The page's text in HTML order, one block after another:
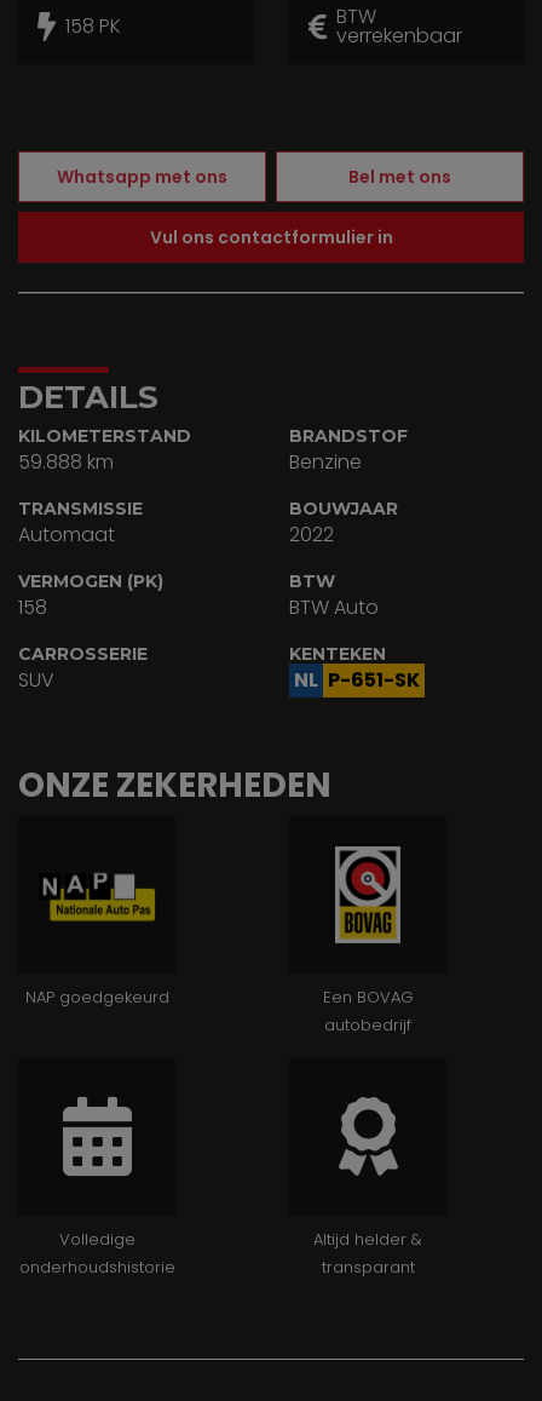
158 PK BTW
verrekenbaar
Whatsapp met ons Bel met ons
Vul ons contactformulier in
DETAILS
KILOMETERSTAND
59.888 km
BRANDSTOF
Benzine
TRANSMISSIE
Automaat
BOUWJAAR
2022
VERMOGEN (PK)
158
BTW
BTW Auto
CARROSSERIE
SUV
KENTEKEN
NL P-651-SK
ONZE ZEKERHEDEN
NAP goedgekeurd
Een BOVAG
autobedrijf
Volledige
onderhoudshistorie
Altijd helder &
transparant